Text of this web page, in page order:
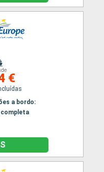
€
a bordo:
completa